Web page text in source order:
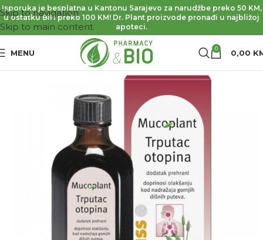
Skip to navigation
Skip to main content
Isporuka je besplatna u Kantonu Sarajevo za narudžbe preko 50 KM,
u ostatku BiH preko 100 KM! Dr. Plant proizvode pronađi u najbližoj
apoteci.
MENU 0 0,00